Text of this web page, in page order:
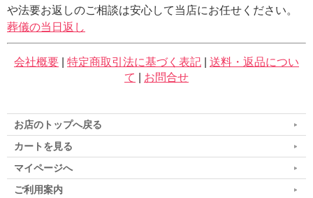
や法要お返しのご相談は安心して当店にお任せください。
葬儀の当日返し
会社概要 特定商取引法に基づく表記
送料・返品につい
て
お問合せ
お店のトップへ戻る
カートを見る
マイページへ
ご利用案内